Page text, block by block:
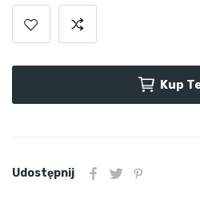
Kup
Udostępnij